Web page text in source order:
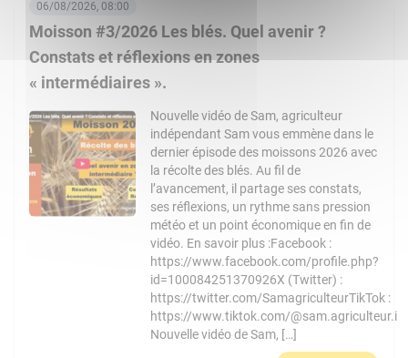
Moisson #3/2026 Les blés. Quel avenir ?
Constats et réflexions en zones
« intermédiaires ».
06/08/2026, 08:00
Nouvelle vidéo de Sam, agriculteur
indépendant Sam vous emmène dans le
dernier épisode des moissons 2026 avec
la récolte des blés. Au fil de
l’avancement, il partage ses constats,
ses réflexions, un rythme sans pression
météo et un point économique en fin de
vidéo. En savoir plus :Facebook :
https://www.facebook.com/profile.php?
id=100084251370926X (Twitter) :
https://twitter.com/SamagriculteurTikTok :
https://www.tiktok.com/@sam.agriculteur.i
Nouvelle vidéo de Sam, […]